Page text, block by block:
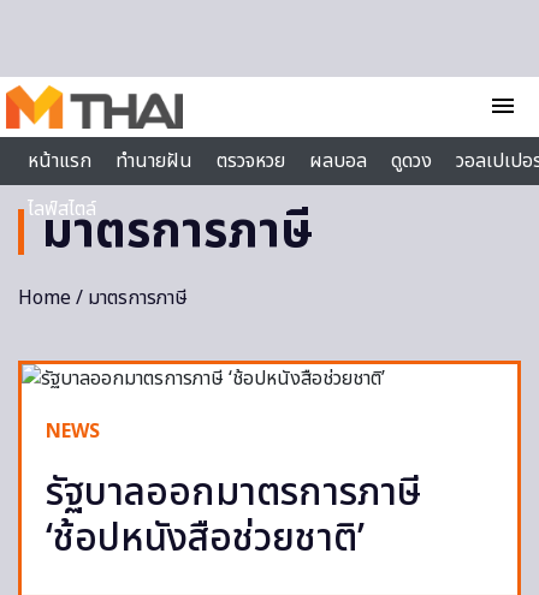
menu
หน้าแรก
ทำนายฝัน ตรวจหวย ผลบอล ดูดวง
วอลเปเป
ไลฟ์สไตล์
มาตรการภาษี
Home/ มาตรการภาษี
NEWS
รัฐบาลออกมาตรการภาษี
‘ช้อปหนังสือช่วยชาติ’